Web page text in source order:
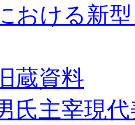
おける新
蔵資料
氏主宰現